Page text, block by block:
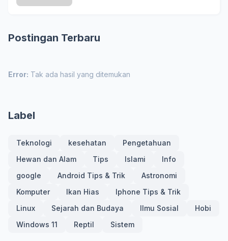
Postingan Terbaru
Error: Tak ada hasil yang ditemukan
Label
Teknologi kesehatan
Pengetahuan
Hewan dan Alam
Tips Islami
Info
google
Android Tips & Trik
Astronomi
Komputer
Ikan Hias
Iphone Tips & Trik
Linux
Sejarah dan Budaya Ilmu Sosial
Hobi
Windows 11
Reptil Sistem